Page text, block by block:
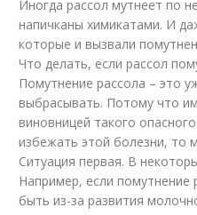
Иногда рассол мутнеет по
напичканы химикатами. И
которые и вызвали
Что делать, если рассол
Помутнение рассола – это
выбрасывать. Потому что
виновницей такого
избежать этой болезни, то
Ситуация первая. В
Например, если помутнение
быть из-за развития